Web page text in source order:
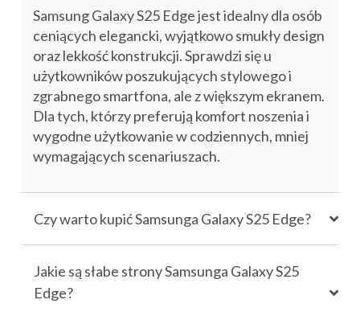
Samsung Galaxy S25 Edge jest idealny dla osób
ceniących elegancki, wyjątkowo smukły design
oraz lekkość konstrukcji. Sprawdzi się u
użytkowników poszukujących stylowego i
zgrabnego smartfona, ale z większym ekranem.
Dla tych, którzy preferują komfort noszenia i
wygodne użytkowanie w codziennych, mniej
wymagających scenariuszach.
Czy warto kupić Samsunga Galaxy S25 Edge?
Jakie są słabe strony Samsunga Galaxy S25
Edge?